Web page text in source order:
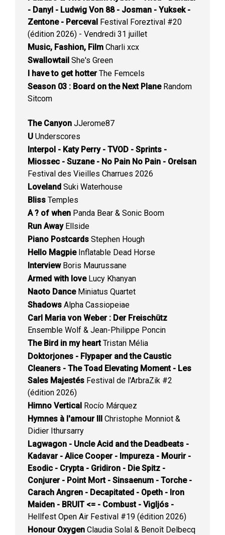
- Danyl - Ludwig Von 88 - Josman - Yuksek -
Zentone - Perceval Festival Foreztival #20
(édition 2026) - Vendredi 31 juillet
Music, Fashion, Film Charli xcx
Swallowtail She's Green
I have to get hotterThe Femcels
Season 03 : Board on the Next PlaneRandom
Sitcom
The Canyon JJerome87
U Underscores
Interpol - Katy Perry - TVOD - Sprints -
Miossec - Suzane - No Pain No Pain - Orelsan
Festival des Vieilles Charrues 2026
Loveland Suki Waterhouse
Bliss Temples
A ? of when Panda Bear & Sonic Boom
Run AwayEllside
Piano Postcards Stephen Hough
Hello MagpieInflatable Dead Horse
InterviewBoris Maurussane
Armed with loveLucy Khanyan
Naoto DanceMiniatus Quartet
Shadows Alpha Cassiopeiae
Carl Maria von Weber : Der Freischütz
Ensemble Wolf & Jean-Philippe Poncin
The Bird in my heartTristan Mélia
Doktorjones - Flypaper and the Caustic
Cleaners - The Toad Elevating Moment - Les
Sales Majestés Festival de l'ArbraZik #2
(édition 2026)
Himno Vertical Rocío Márquez
Hymnes à l'amour III Christophe Monniot &
Didier Ithursarry
Lagwagon - Uncle Acid and the Deadbeats -
Kadavar - Alice Cooper - Impureza - Mourir -
Esodic - Crypta - Gridiron - Die Spitz -
Conjurer - Point Mort - Sinsaenum - Torche -
Carach Angren - Decapitated - Opeth - Iron
Maiden - BRUIT <= - Combust - Vigljós -
Hellfest Open Air Festival #19 (édition 2026)
Honour Oxygen Claudia Solal & Benoît Delbecq